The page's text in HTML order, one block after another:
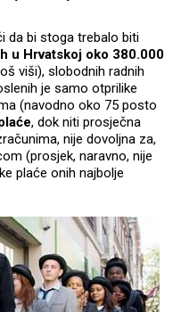
da bi stoga trebalo biti
u Hrvatskoj oko 380.000
viši), slobodnih radnih
je samo otprilike
(navodno oko 75 posto
, dok niti prosječna
nije dovoljna za,
(prosjek, naravno, nije
plaće onih najbolje